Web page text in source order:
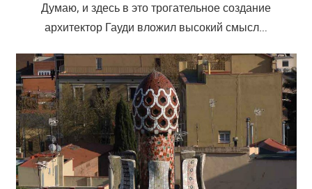
Думаю, и здесь в это трогательное создание
архитектор Гауди вложил высокий смысл…